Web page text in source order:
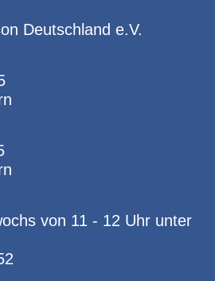
Deutschland e.V.
von 11 - 12 Uhr unter